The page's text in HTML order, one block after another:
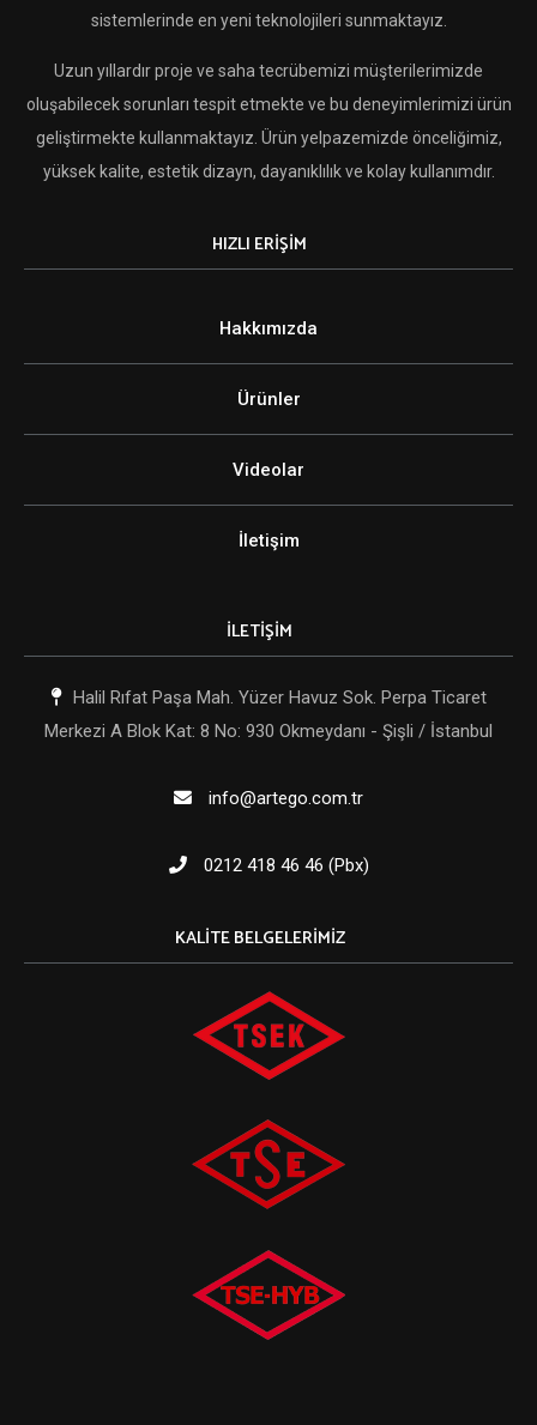
sistemlerinde en yeni teknolojileri sunmaktayız.
Uzun yıllardır proje ve saha tecrübemizi müşterilerimizde
oluşabilecek sorunları tespit etmekte ve bu deneyimlerimizi ürün
geliştirmekte kullanmaktayız. Ürün yelpazemizde önceliğimiz,
yüksek kalite, estetik dizayn, dayanıklılık ve kolay kullanımdır.
HIZLI ERİŞİM
Hakkımızda
Ürünler
Videolar
İletişim
İLETİŞİM
Halil Rıfat Paşa Mah. Yüzer Havuz Sok. Perpa Ticaret
Merkezi A Blok Kat: 8 No: 930 Okmeydanı - Şişli / İstanbul
info@artego.com.tr
0212 418 46 46 (Pbx)
KALITE BELGELERIMIZ